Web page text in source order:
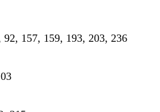
157, 159, 193, 203, 236